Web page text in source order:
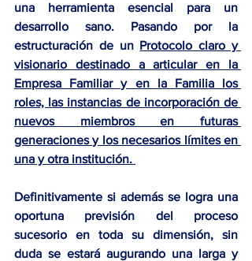
una herramienta esencial para un
desarrollo sano. Pasando por la
estructuración de un Protocolo claro y
visionario destinado a articular en la
Empresa Familiar y en la Familia los
roles, las instancias de incorporación de
nuevos miembros en futuras
generaciones y los necesarios límites en
una y otra institución.
Definitivamente si además se logra una
oportuna previsión del proceso
sucesorio en toda su dimensión, sin
duda se estará augurando una larga y